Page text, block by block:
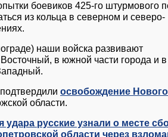
боевиков 425-го штурмового
из кольца в северном и северо-
наши войска развивают
в южной части города и в
освобождение
области.
удара русские узнали о месте
области через